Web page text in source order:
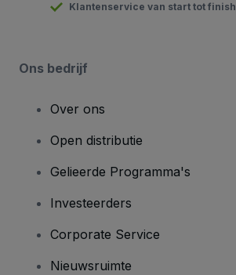
Klantenservice van start tot finish
Ons bedrijf
Over ons
Open distributie
Gelieerde Programma's
Investeerders
Corporate Service
Nieuwsruimte